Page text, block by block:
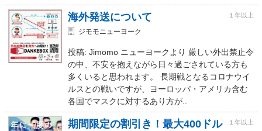
海外発送について １年以上
ジモモニューヨーク
投稿: Jimomo ニューヨークより 厳しい外出禁止令
の中、不安を抱えながら日々過ごされている方も
多くいると思われます。 長期戦となるコロナウイ
ルスとの戦いですが、ヨーロッパ・アメリカ含む
各国でマスクに対するあり方が..
期間限定の割引き！最大400ドル
１年以上